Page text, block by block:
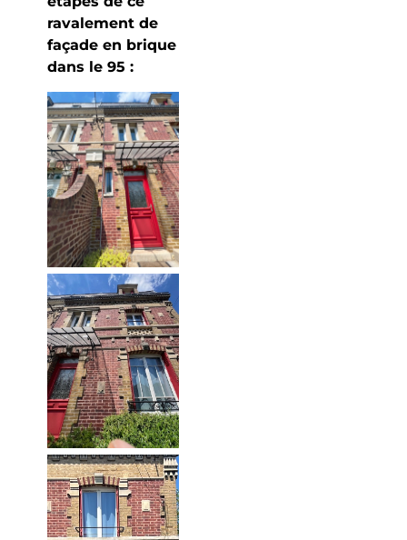
ravalement de
façade en brique
dans le 95 :